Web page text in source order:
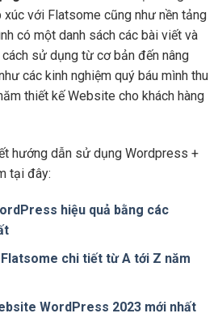
với Flatsome cũng như nền tảng
có một danh sách các bài viết và
sử dụng từ cơ bản đến nâng
các kinh nghiệm quý báu mình thu
thiết kế Website cho khách hàng
hướng dẫn sử dụng Wordpress +
tại đây:
hiệu quả bằng các
chi tiết từ A tới Z năm
WordPress 2023 mới nhất